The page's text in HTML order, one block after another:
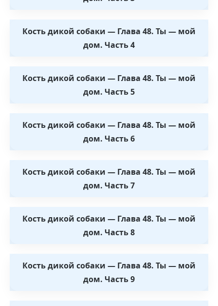
Кость дикой собаки — Глава 48. Ты — мой
дом. Часть 4
Кость дикой собаки — Глава 48. Ты — мой
дом. Часть 5
Кость дикой собаки — Глава 48. Ты — мой
дом. Часть 6
Кость дикой собаки — Глава 48. Ты — мой
дом. Часть 7
Кость дикой собаки — Глава 48. Ты — мой
дом. Часть 8
Кость дикой собаки — Глава 48. Ты — мой
дом. Часть 9